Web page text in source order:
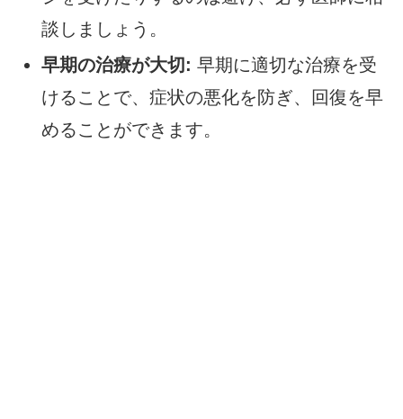
談しましょう。
早期の治療が大切: 早期に適切な治療を受
けることで、症状の悪化を防ぎ、回復を早
めることができます。